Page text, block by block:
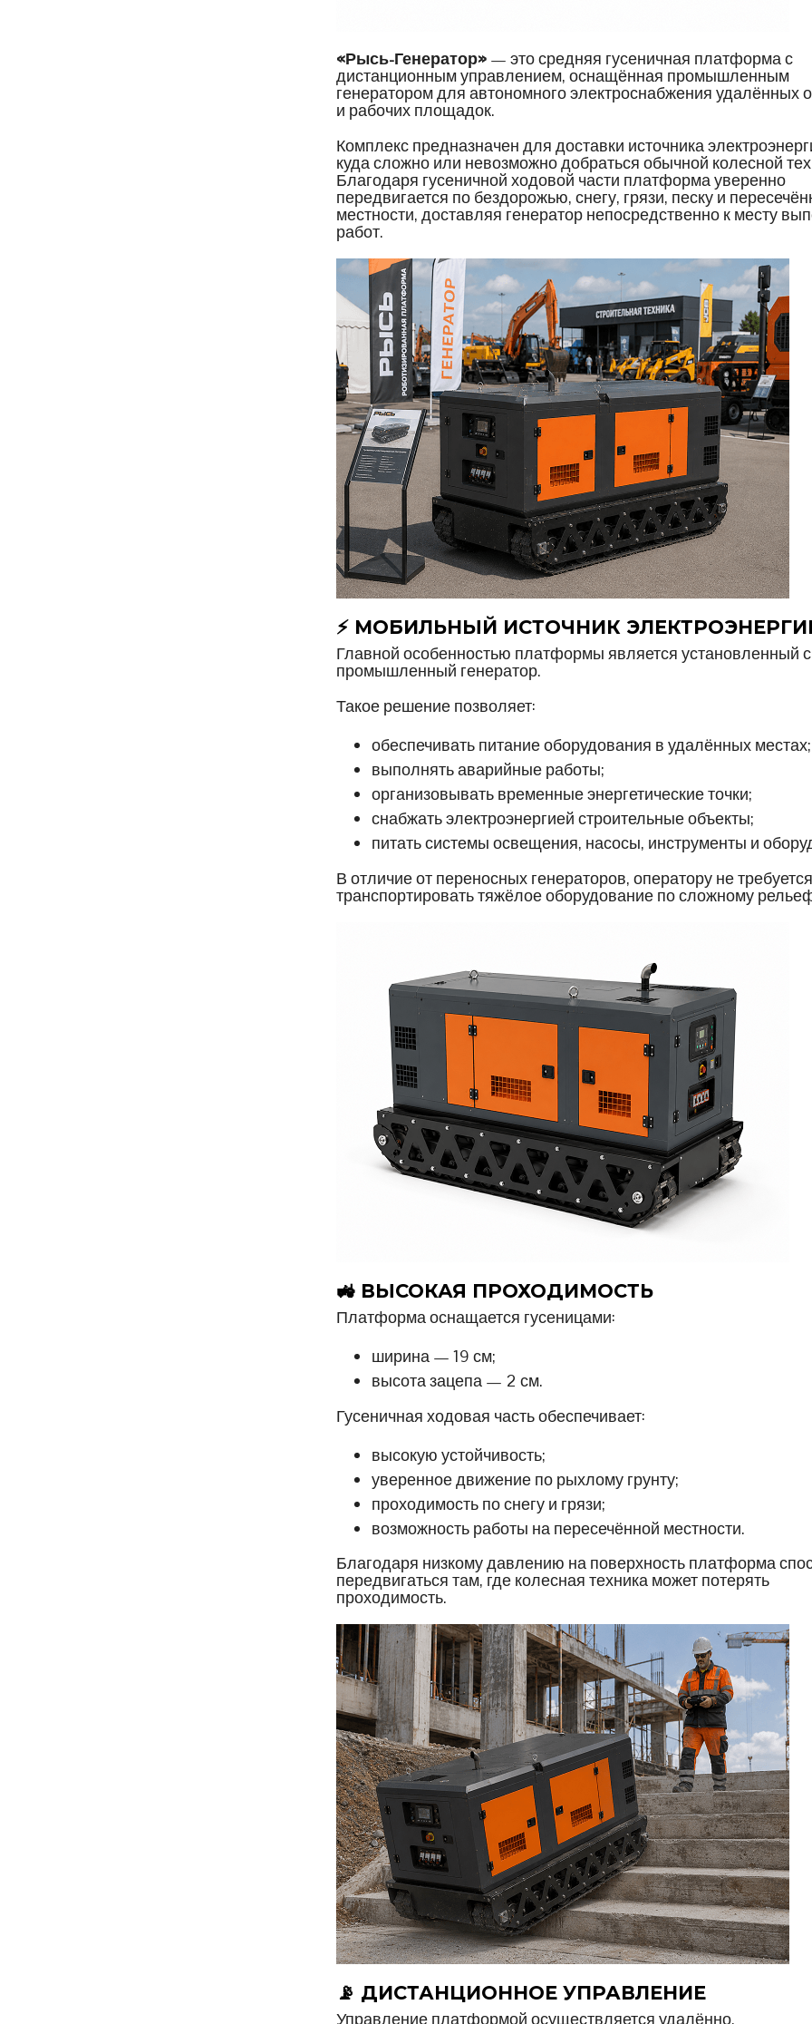
«Рысь-Генератор» — это средняя гусеничная платформа с
дистанционным управлением, оснащённая промышленным
генератором для автономного электроснабжения удалённых
и рабочих площадок.
Комплекс предназначен для доставки источника
куда сложно или невозможно добраться обычной колесной
Благодаря гусеничной ходовой части платформа уверенно
передвигается по бездорожью, снегу, грязи, песку и
местности, доставляя генератор непосредственно к месту
работ.
⚡ МОБИЛЬНЫЙ ИСТОЧНИК
Главной особенностью платформы является установленный
промышленный генератор.
Такое решение позволяет:
обеспечивать питание оборудования в удалённых местах;
выполнять аварийные работы;
организовывать временные энергетические точки;
снабжать электроэнергией строительные объекты;
питать системы освещения, насосы, инструменты и
В отличие от переносных генераторов, оператору не
транспортировать тяжёлое оборудование по сложному
🚜 ВЫСОКАЯ ПРОХОДИМОСТЬ
Платформа оснащается гусеницами:
ширина — 19 см;
высота зацепа — 2 см.
Гусеничная ходовая часть обеспечивает:
высокую устойчивость;
уверенное движение по рыхлому грунту;
проходимость по снегу и грязи;
возможность работы на пересечённой местности.
Благодаря низкому давлению на поверхность платформа
передвигаться там, где колесная техника может потерять
проходимость.
📡 ДИСТАНЦИОННОЕ УПРАВЛЕНИЕ
Управление платформой осуществляется удалённо.